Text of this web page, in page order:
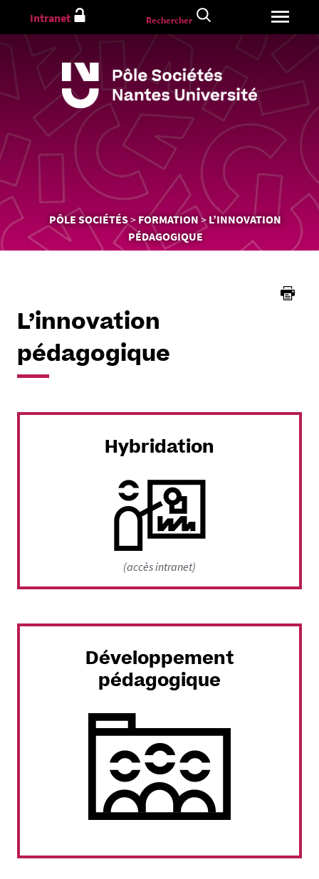
au
Vous
êtes
ici :
PÔLE SOCIÉTÉS FORMATION
L’INNOVATION
PÉDAGOGIQUE
Intranet Rechercher
L’innovation
pédagogique
Hybridation
(accès intranet)
Développement
pédagogique